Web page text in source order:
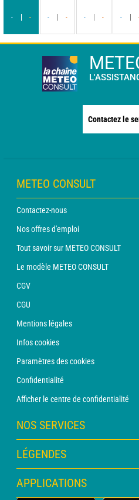
- - - - - - -
Contactez le
METEO CONSULT
Contactez-nous
Nos offres d'emploi
Tout savoir sur METEO CONSULT
Le modèle METEO CONSULT
CGV
CGU
Mentions légales
Infos cookies
Paramètres des cookies
Confidentialité
Afficher le centre de confidentialité
NOS SERVICES
Abonnement METEO Xpert
Abonnement METEO PRO
Consultation avec un prévisionniste
LÉGENDES
Légende des cartes
APPLICATIONS